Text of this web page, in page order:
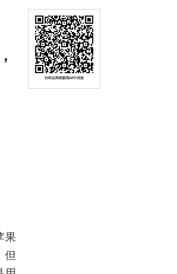
果
但
扫码去网易新闻APP浏览